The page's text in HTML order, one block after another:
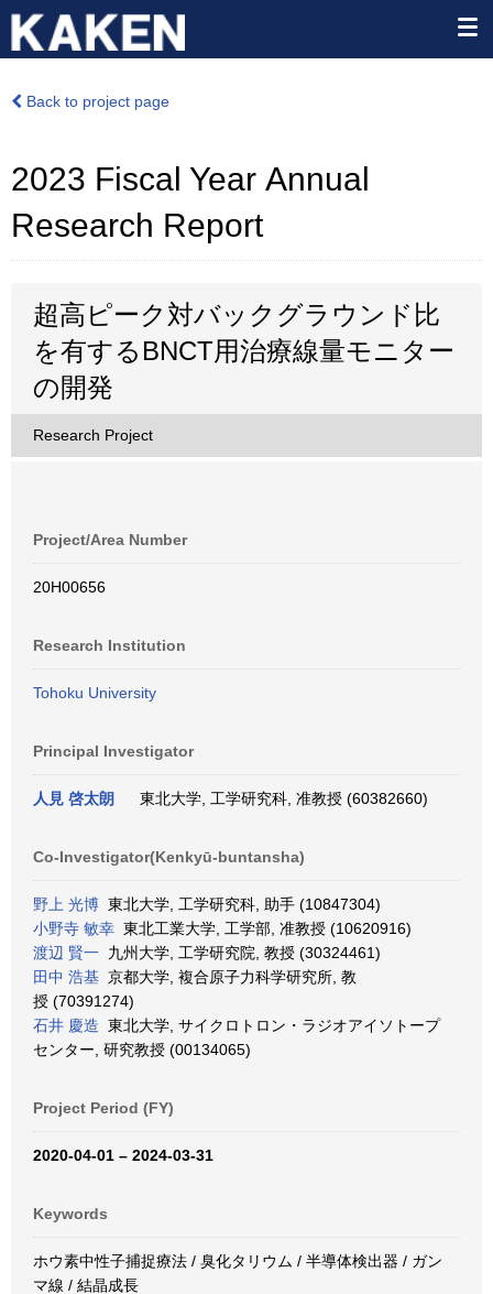
Back to project page
2023 Fiscal Year Annual
Research Report
超高ピーク対バックグラウンド比
を有するBNCT用治療線量モニター
の開発
Research Project
Project/Area Number
20H00656
Research Institution
Tohoku University
Principal Investigator
人見 啓太朗 東北大学, 工学研究科, 准教授 (60382660)
Co-Investigator(Kenkyū-buntansha)
野上 光博 東北大学, 工学研究科, 助手 (10847304)
小野寺 敏幸 東北工業大学, 工学部, 准教授 (10620916)
渡辺 賢一 九州大学, 工学研究院, 教授 (30324461)
田中 浩基 京都大学, 複合原子力科学研究所, 教
授 (70391274)
石井 慶造 東北大学, サイクロトロン・ラジオアイソトープ
センター, 研究教授 (00134065)
Project Period (FY)
2020-04-01 – 2024-03-31
Keywords
ホウ素中性子捕捉療法 / 臭化タリウム / 半導体検出器 / ガン
マ線 / 結晶成長